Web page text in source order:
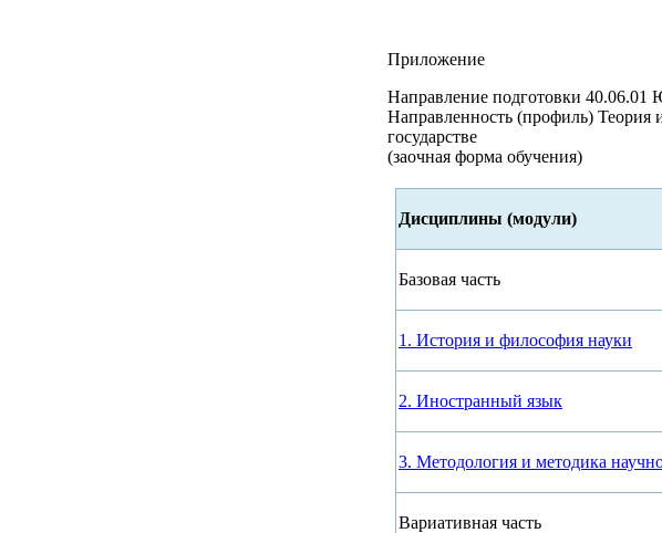
Приложение
Направление подготовки 40.06.01
Направленность (профиль) Теория
государстве
(заочная форма обучения)
Дисциплины (модули)
Базовая часть
1. История и философия науки
2. Иностранный язык
3. Методология и методика
Вариативная часть